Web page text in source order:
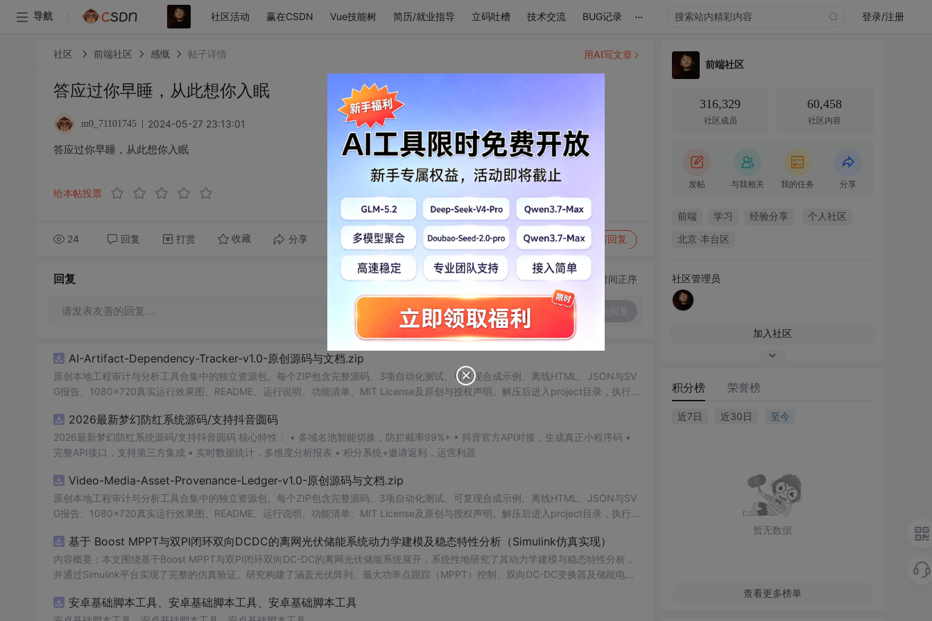
导航 社区活动 赢在CSDN Vue技能树 简历/就业指导 立码吐槽 技术交流 BUG记录 ... 登录/注册
社区 前端社区 感慨 帖子详情
答应过你早睡，从此想你入眠
m0_71101745 2024-05-27 23:13:01
答应过你早睡，从此想你入眠
给本帖投票
24 回复 打赏 收藏 分享 转发到动态 举报 写回复
用AI写文章
回复 切换为时间正序
请发表友善的回复…
AI-Artifact-Dependency-Tracker-v1.0-原创源码与文档.zip
原创本地工程审计与分析工具合集中的独立资源包。每个ZIP包含完整源码、3项自动化测试、可复现合成示例、离线HTML、JSON与SV
G报告、1080×720真实运行效果图、README、运行说明、功能清单、MIT License及原创与授权声明。解压后进入project目录，执行np
源码、Logo、官方截图、论文、生产日志或其他受限素材。适合前端开发、AI应用工程、测试审计和课程实践。
2026最新梦幻防红系统源码/支持抖音圆码
2026最新梦幻防红系统源码/支持抖音圆码 核心特性： • 多域名池智能切换，防拦截率99%+ • 抖音官方API对接，生成真正小程序码 •
完整API接口，支持第三方集成 • 实时数据统计，多维度分析报表 • 积分系统+邀请返利，运营利器
Video-Media-Asset-Provenance-Ledger-v1.0-原创源码与文档.zip
原创本地工程审计与分析工具合集中的独立资源包。每个ZIP包含完整源码、3项自动化测试、可复现合成示例、离线HTML、JSON与SV
G报告、1080×720真实运行效果图、README、运行说明、功能清单、MIT License及原创与授权声明。解压后进入project目录，执行np
源码、Logo、官方截图、论文、生产日志或其他受限素材。适合前端开发、AI应用工程、测试审计和课程实践。
基于 Boost MPPT与双PI闭环双向DCDC的离网光伏储能系统动力学建模及稳态特性分析（Simulink仿真实现）
内容概要：本文围绕基于Boost MPPT与双PI闭环双向DC-DC的离网光伏储能系统展开，系统性地研究了其动力学建模与稳态特性分析，
并通过Simulink平台实现了完整的仿真验证。研究构建了涵盖光伏阵列、最大功率点跟踪（MPPT）控制、双向DC-DC变换器及储能电池
入分析了系统在光照强度与环境温度双重扰动下的动态响应与稳态性能，验证了所提出模型的准确性与控制策略在不同工况下的鲁棒性与
安卓基础脚本工具、安卓基础脚本工具、安卓基础脚本工具
前端社区
316,329
社区成员
60,458
社区内容
发帖 与我相关 我的任务 分享
前端 学习 经验分享 个人社区
北京·丰台区
社区管理员
加入社区
积分榜 荣誉榜
近7日 近30日 至今
暂无数据
查看更多榜单